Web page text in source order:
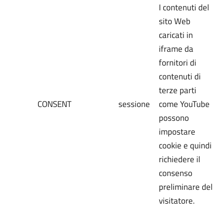
CONSENT sessione
I contenuti del
sito Web
caricati in
iframe da
fornitori di
contenuti di
terze parti
come YouTube
possono
impostare
cookie e quindi
richiedere il
consenso
preliminare del
visitatore.